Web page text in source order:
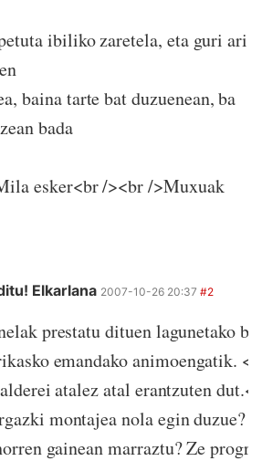
ibiliko zaretela, eta guri ari
baina tarte bat duzuenean, ba
bada
esker<br /><br />Muxuak
Elkarlana 2007-10-26 20:37 #2
prestatu dituen lagunetako
emandako animoengatik.
atalez atal erantzuten
montajea nola egin duzue?
gainean marraztu? Ze